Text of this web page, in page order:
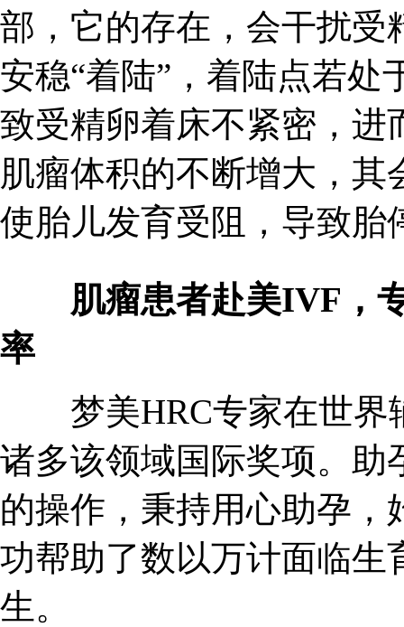
部，它的存在，会干扰受
安稳“着陆”，着陆点若
致受精卵着床不紧密，进
肌瘤体积的不断增大，
使胎儿发育受阻，导致胎
肌瘤患者赴美IVF，专
率
梦美HRC专家在世界
诸多该领域国际奖项。助
的操作，秉持用心助孕
功帮助了数以万计面临生
生。